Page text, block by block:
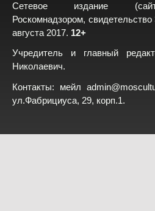
Сетевое издание (сайт)
Роскомнадзором,
августа 2017. 12+
Учредитель и главный
Николаевич.
Контакты: мейл
ул.Фабрициуса, 29, корп.1.